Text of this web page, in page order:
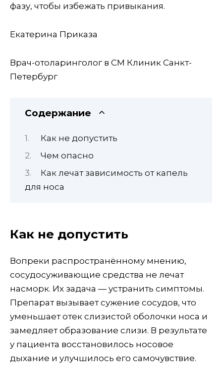
фазу, чтобы избежать привыкания.
Екатерина Приказа
Врач-отоларинголог в СМ Клиник Санкт-
Петербург
Содержание
Как не допустить
Чем опасно
Как лечат зависимость от капель
для носа
Как не допустить
Вопреки распространённому мнению,
сосудосуживающие средства не лечат
насморк. Их задача — устранить симптомы.
Препарат вызывает сужение сосудов, что
уменьшает отек слизистой оболочки носа и
замедляет образование слизи. В результате
у пациента восстановилось носовое
дыхание и улучшилось его самочувствие.